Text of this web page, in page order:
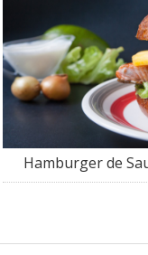
Hamburger de